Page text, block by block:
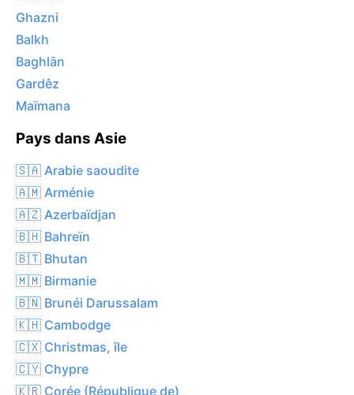
Ghazni
Balkh
Baghlān
Gardêz
Maïmana
Pays dans Asie
🇸🇦 Arabie saoudite
🇦🇲 Arménie
🇦🇿 Azerbaïdjan
🇧🇭 Bahreïn
🇧🇹 Bhutan
🇲🇲 Birmanie
🇧🇳 Brunéi Darussalam
🇰🇭 Cambodge
🇨🇽 Christmas, île
🇨🇾 Chypre
🇰🇷 Corée (République de)